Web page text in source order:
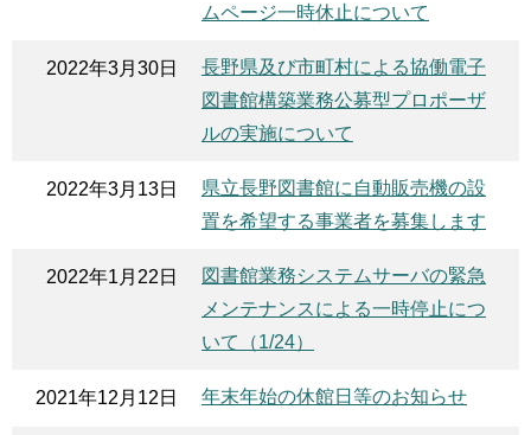
ムページ一時休止について
2022年3月30日
長野県及び市町村による協働電子
図書館構築業務公募型プロポーザ
ルの実施について
2022年3月13日
県立長野図書館に自動販売機の設
置を希望する事業者を募集します
2022年1月22日
図書館業務システムサーバの緊急
メンテナンスによる一時停止につ
いて（1/24）
2021年12月12日 年末年始の休館日等のお知らせ